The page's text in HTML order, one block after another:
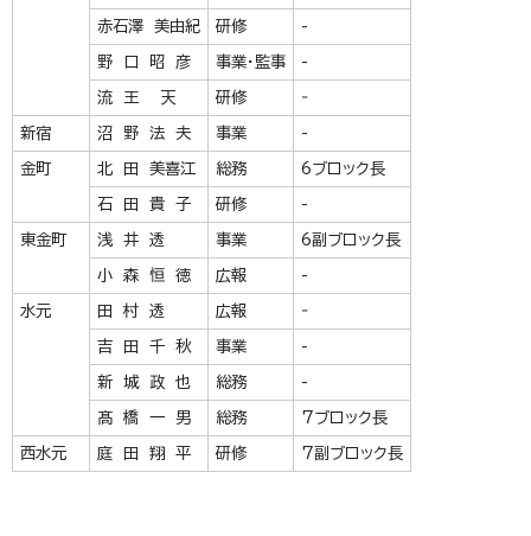
赤石澤 美由紀 研修 -
野 口 昭 彦 事業・監事 -
流 王 天 研修 ‐
新宿 沼 野 法 夫 事業 -
金町 北 田 美喜江 総務 6ブロック長
石 田 貴 子 研修 -
東金町 浅 井 透 事業 6副ブロック長
小 森 恒 徳 広報 -
水元 田 村 透 広報 ‐
吉 田 千 秋 事業 -
新 城 政 也 総務 -
髙 橋 一 男 総務 7ブロック長
西水元 庭 田 翔 平 研修 7副ブロック長